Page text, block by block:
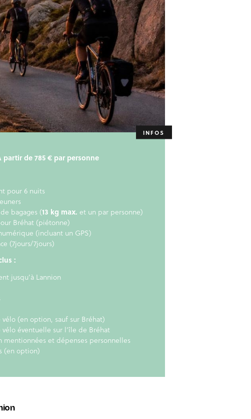
de 785 € par personne
pour 6 nuits
bagages (13 kg max. et un par personne)
Bréhat (piétonne)
(incluant un GPS)
(7jours/7jours)
:
jusqu’à Lannion
vélo (en option, sauf sur Bréhat)
vélo éventuelle sur l’île de Bréhat
mentionnées et dépenses personnelles
(en option)